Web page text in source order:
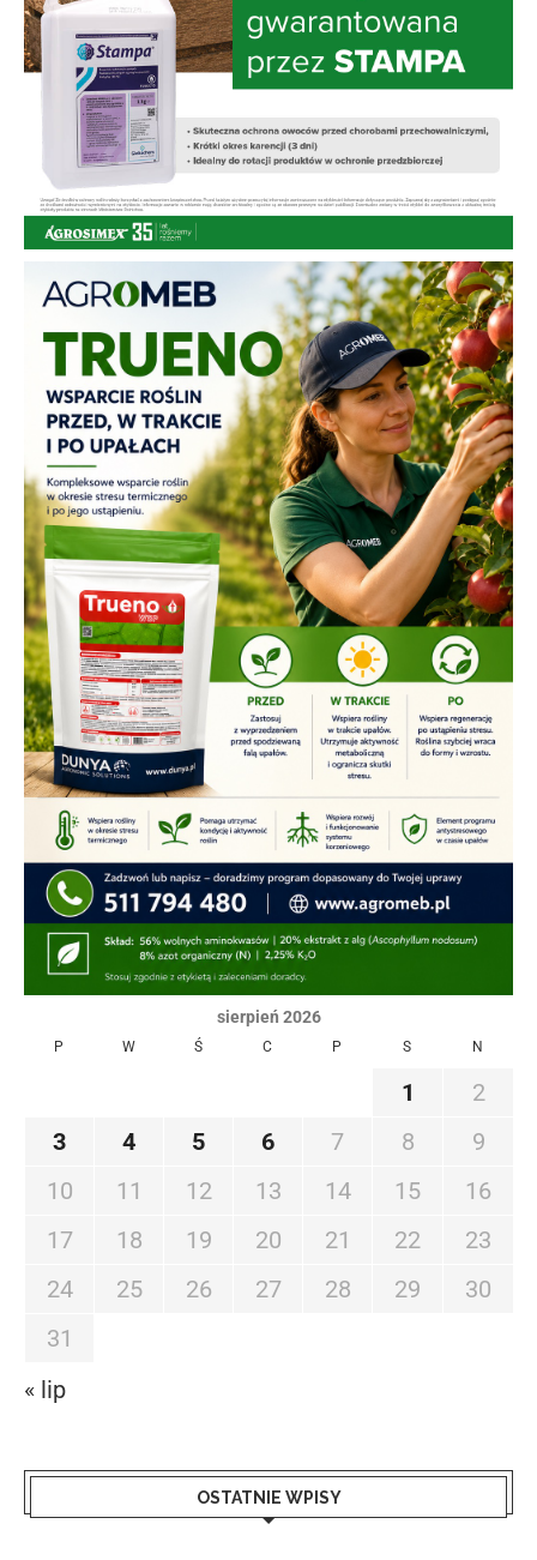
sierpień 2026
P W Ś C P S N
1
2
3
4 5 6 7 8
9
10
11 12 13 14 15
16
17
18 19 20 21 22
23
24
25 26 27 28 29
30
31
« lip
OSTATNIE WPISY